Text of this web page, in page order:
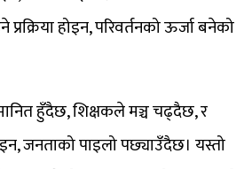
होइन, परिवर्तनको ऊर्जा बनेको
हुँदैछ, शिक्षकले मञ्च चढ्दैछ, र
जनताको पाइलो पछ्याउँदैछ। यस्तो